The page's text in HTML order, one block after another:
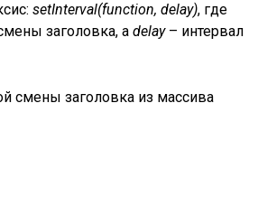
setInterval(function, delay), где
заголовка, аdelay– интервал
смены заголовка из массива